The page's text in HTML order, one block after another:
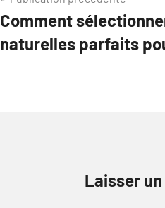
de
l’article
Comment
naturelles parfaits
Laisser